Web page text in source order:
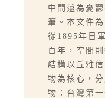
中間還為憂
筆。本文件
從1895年日
百年，空間
結構以丘雅
物為核心，
物：台灣第